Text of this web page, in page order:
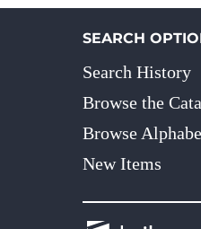
SEARCH
Search History
Browse the
Browse
New Items